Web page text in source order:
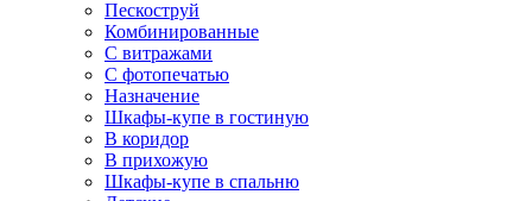
Пескоструй
Комбинированные
С витражами
С фотопечатью
Назначение
Шкафы-купе в гостиную
В коридор
В прихожую
Шкафы-купе в спальню